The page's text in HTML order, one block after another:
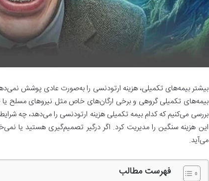
بیشتر بیمه‌های تکمیلی، هزینه ارتودنسی را به‌صورت عادی پوشش
بیمه‌های تکمیلی گروهی و برخی ارگان‌های خاص مثل نیروهای مسلح
بررسی می‌کنیم که کدام بیمه تکمیلی هزینه ارتودنسی را می‌دهد، چه
این هزینه سنگین را مدیریت کرد. اگر درگیر تصمیم‌گیری هستید یا
می‌آید.
فهرست مطالب